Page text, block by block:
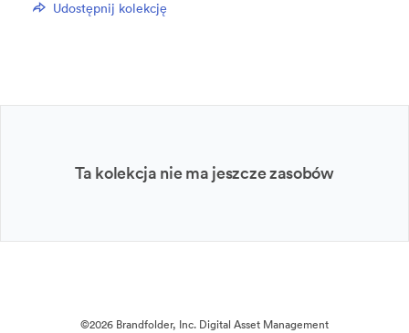
Udostępnij kolekcję
Ta kolekcja nie ma jeszcze zasobów
©2026 Brandfolder, Inc. Digital Asset Management